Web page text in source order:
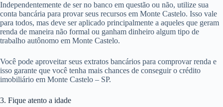
Independentemente de ser no banco em questão ou não, utilize sua
conta bancária para provar seus recursos em Monte Castelo. Isso vale
para todos, mas deve ser aplicado principalmente a aqueles que geram
renda de maneira não formal ou ganham dinheiro algum tipo de
trabalho autônomo em Monte Castelo.
Você pode aproveitar seus extratos bancários para comprovar renda e
isso garante que você tenha mais chances de conseguir o crédito
imobiliário em Monte Castelo – SP.
3. Fique atento a idade